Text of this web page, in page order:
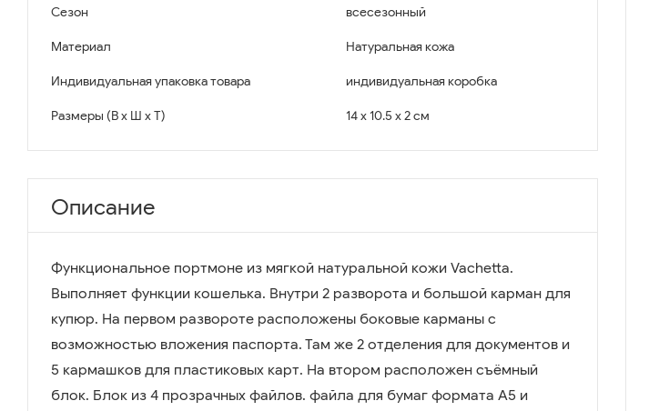
Сезон всесезонный
Материал Натуральная кожа
Индивидуальная упаковка товара индивидуальная коробка
Размеры (В x Ш x Т) 14 x 10.5 x 2 см
Описание
Функциональное портмоне из мягкой натуральной кожи Vachetta.
Выполняет функции кошелька. Внутри 2 разворота и большой карман для
купюр. На первом развороте расположены боковые карманы с
возможностью вложения паспорта. Там же 2 отделения для документов и
5 кармашков для пластиковых карт. На втором расположен съёмный
блок. Блок из 4 прозрачных файлов. файла для бумаг формата А5 и